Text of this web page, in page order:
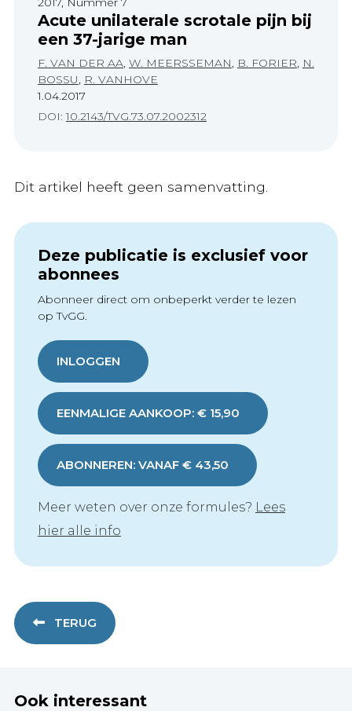
Acute unilaterale scrotale pijn bij
een 37-jarige man
F. VAN DER AA, W. MEERSSEMAN, B. FORIER, N.
BOSSU, R. VANHOVE
1.04.2017
DOI:10.2143/TVG.73.07.2002312
Dit artikel heeft geen samenvatting.
Deze publicatie is exclusief voor
abonnees
Abonneer direct om onbeperkt verder te lezen
op TvGG.
INLOGGEN
EENMALIGE AANKOOP: € 15,90
ABONNEREN: VANAF € 43,50
Meer weten over onze formules? Lees
hier alle info
TERUG
Ook interessant